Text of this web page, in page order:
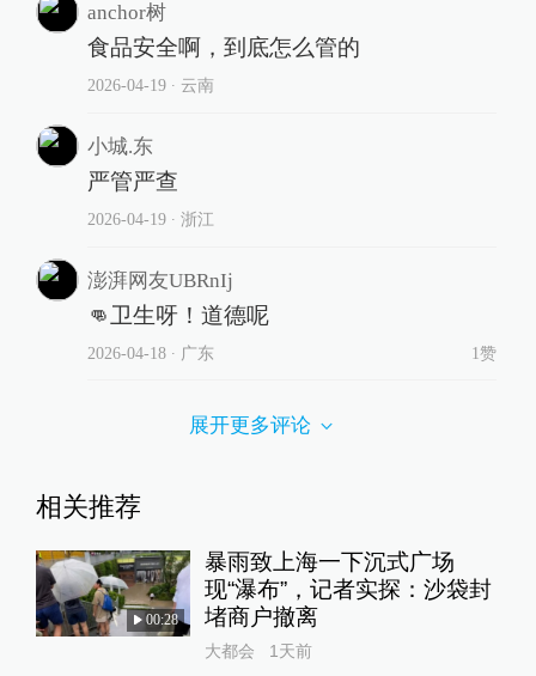
anchor树
食品安全啊，到底怎么管的
2026-04-19∙ 云南
小城.东
严管严查
2026-04-19∙ 浙江
澎湃网友UBRnIj
👊卫生呀！道德呢
2026-04-18∙ 广东 1赞
展开更多评论
相关推荐
00:28
暴雨致上海一下沉式广场
现“瀑布”，记者实探：沙袋封
堵商户撤离
大都会 1天前